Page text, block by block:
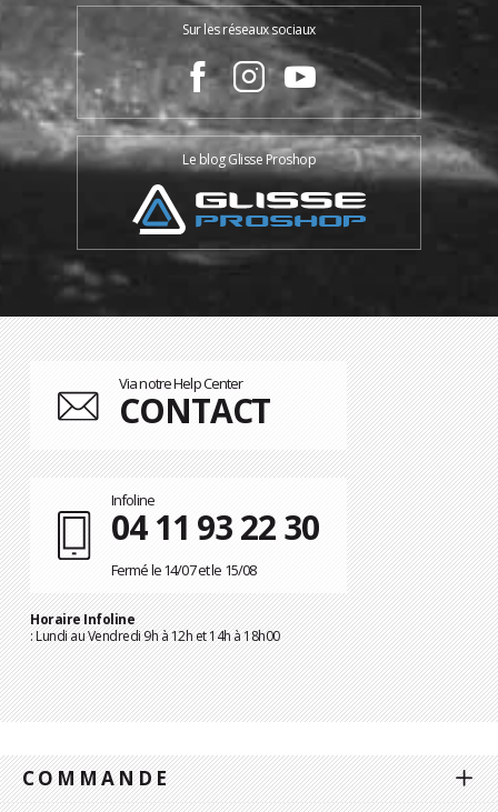
Sur les réseaux sociaux
Le blog Glisse Proshop
Via notre Help Center
CONTACT
Infoline
04 11 93 22 30
Fermé le 14/07 et le 15/08
Horaire Infoline
: Lundi au Vendredi 9h à 12h et 14h à 18h00
COMMANDE